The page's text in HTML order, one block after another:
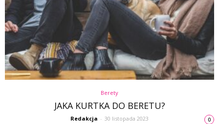
Berety
JAKA KURTKA DO BERETU?
Redakcja - 30 listopada 2023 0